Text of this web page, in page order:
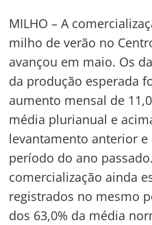
MILHO – A
milho de verão no
avançou em maio. Os
da produção esperada
aumento mensal de
média plurianual e
levantamento anterior
período do ano
comercialização ainda
registrados no mesmo
dos 63,0% da média
Navegação
de
Post